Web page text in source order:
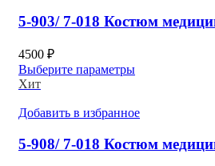
5-903/ 7-018 Костюм
4500 ₽
Выберите параметры
Хит
Добавить в избранное
5-908/ 7-018 Костюм